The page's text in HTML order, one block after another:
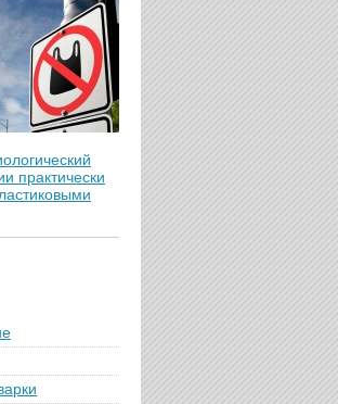
практически